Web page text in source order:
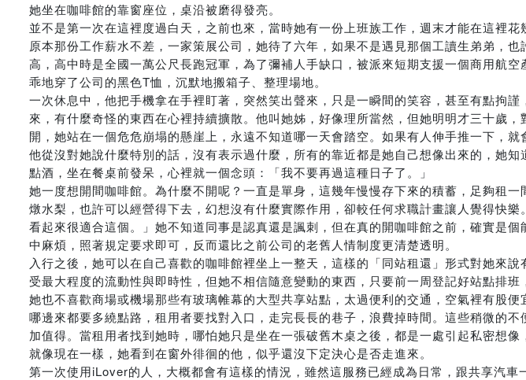
她坐在咖啡館的靠窗座位，桌沿被磨得發亮。
並不是第一次在這裡度過白天，之前也來，當時她有一份上班族工作，週末才能在這裡花
原本那份工作薪水不差，一家策展公司，她待了六年，如果不是遇見那個工讀生弟弟，
高，高中時是全國一萬公尺長跑冠軍，為了彌補人手缺口，被派來短期支援一個商用航
乖地穿了公司的黑色T恤，沉默地搬箱子、整理場地。
一次休息中，他把手機拿在手裡盯著，突然笑出聲來，只是一瞬間的笑容，甚至有點拘
來，有什麼奇怪的東西在心裡持續擴散。他叫她姊，好像理所當然，但她明明才三十歲
開，她站在一個危危崩塌的懸崖上，永遠不知道哪一天會踏空。如果有人伸手推一下，就
他從沒對她說什麼特別的話，沒有表示過什麼，所有的靠近都是她自己想像出來的，她
點酒，坐在餐桌前發呆，心裡就一個念頭：「我不要再過這種日子了。」
她一度想開間咖啡館。為什麼不開呢？一直是單身，這幾年慢慢存下來的積蓄，足夠租
燉水梨，也許可以經營得下去，幻想沒有什麼實際作用，卻較任何求職計畫讓人覺得快
看起來很適合這個。」她不知道同事是認真還是諷刺，但在真的開咖啡館之前，確實是
中麻煩，照著規定要求即可，反而還比之前公司的老舊人情制度更清楚透明。
入行之後，她可以在自己喜歡的咖啡館裡坐上一整天，這樣的「同站租還」形式對她來
受最大程度的流動性與即時性，但她不相信隨意變動的東西，只要前一周登記好站點排班
她也不喜歡商場或機場那些有玻璃帷幕的大型共享站點，太過便利的交通，空氣裡有股
哪邊來都要多繞點路，租用者要找對入口，走完長長的巷子，浪費掉時間。這些稍微的
加值得。當租用者找到她時，哪怕她只是坐在一張破舊木桌之後，都是一處引起私密想像
就像現在一樣，她看到在窗外徘徊的他，似乎還沒下定決心是否走進來。
第一次使用iLover的人，大概都會有這樣的情況，雖然這服務已經成為日常，跟共享汽